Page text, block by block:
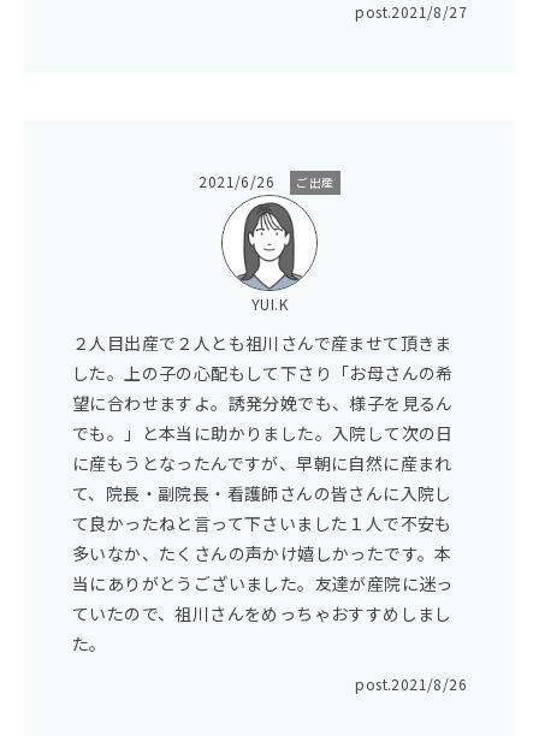
post.2021/8/27
2021/6/26 ご出産
YUI.K
２人目出産で２人とも祖川さんで産ませて頂きま
した。上の子の心配もして下さり「お母さんの希
望に合わせますよ。誘発分娩でも、様子を見るん
でも。」と本当に助かりました。入院して次の日
に産もうとなったんですが、早朝に自然に産まれ
て、院長・副院長・看護師さんの皆さんに入院し
て良かったねと言って下さいました１人で不安も
多いなか、たくさんの声かけ嬉しかったです。本
当にありがとうございました。友達が産院に迷っ
ていたので、祖川さんをめっちゃおすすめしまし
た。
post.2021/8/26